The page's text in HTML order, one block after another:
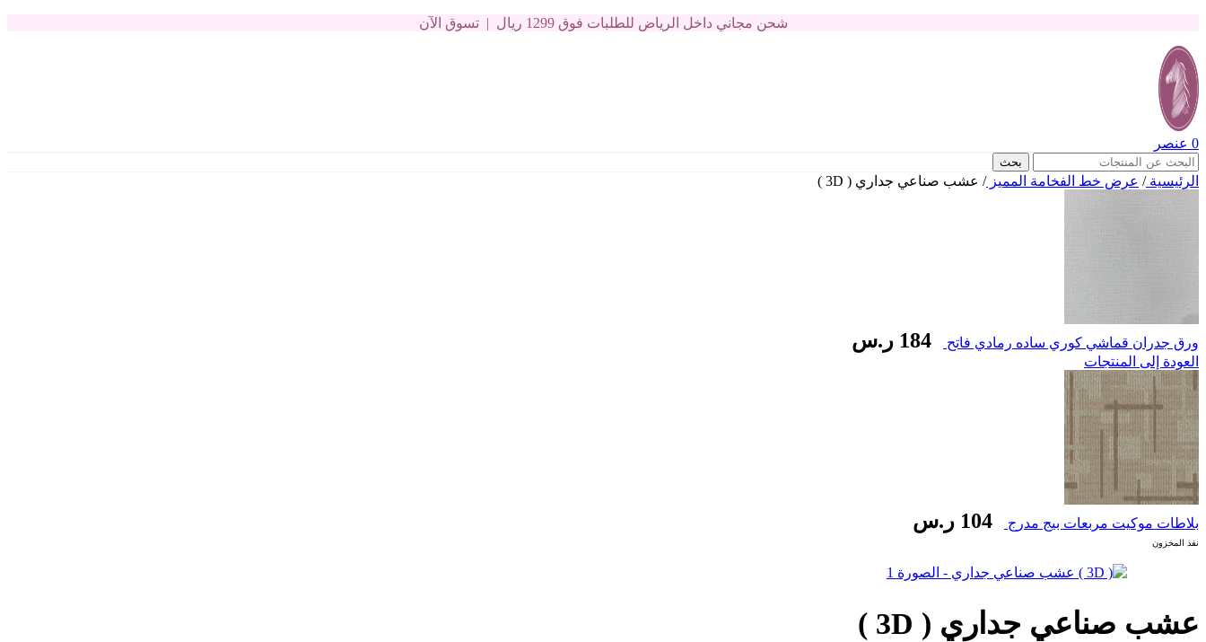
شحن مجاني داخل الرياض للطلبات فوق 1299 ريال | تسوق الآن
0 عنصر
بحث
الرئيسية/ عرض خط الفخامة المميز/ عشب صناعي جداري ( 3D )
ورق جدران قماشي كوري ساده رمادي فاتح 184 ر.س
العودة إلى المنتجات
بلاطات موكيت مربعات بيج مدرج 104 ر.س
نفذ المخزون
عشب صناعي جداري ( 3D )